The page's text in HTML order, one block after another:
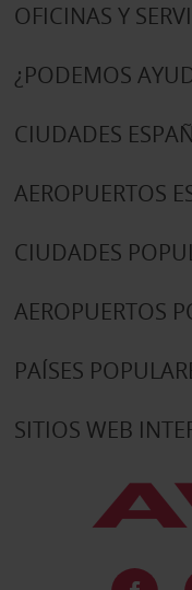
OFICINAS Y
¿PODEMOS
CIUDADES
AEROPUERTOS
CIUDADES
AEROPUERTOS
PAÍSES
SITIOS WEB